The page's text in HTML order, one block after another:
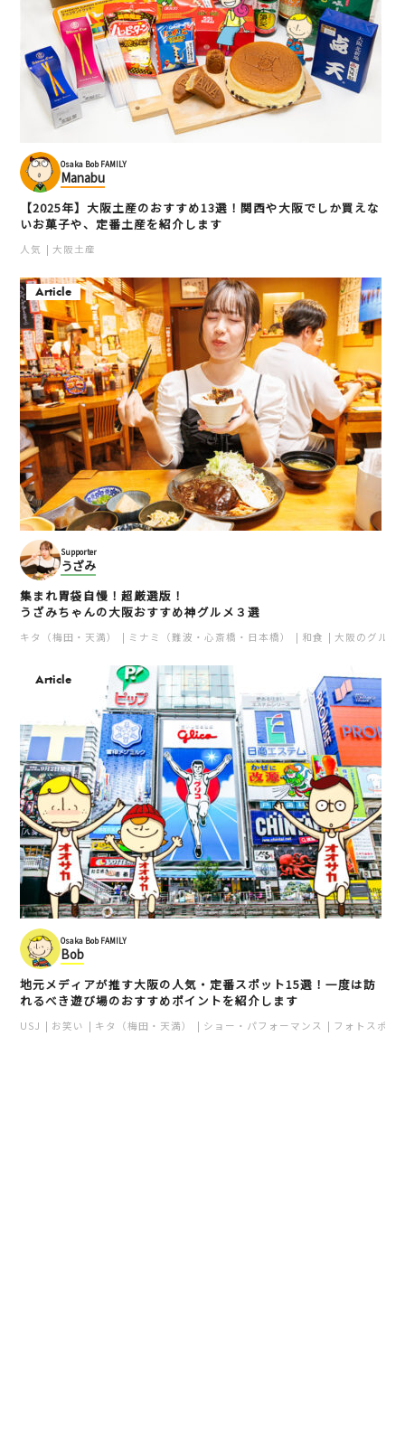
Osaka Bob FAMILY
Manabu
【2025年】大阪土産のおすすめ13選！関西や大阪でしか買えな
いお菓子や、定番土産を紹介します
人気 大阪土産
Article
Supporter
うざみ
集まれ胃袋自慢！超厳選版！
うざみちゃんの大阪おすすめ神グルメ３選
キタ（梅田・天満） ミナミ（難波・心斎橋・日本橋） 和食 大阪のグルメ
Article
Osaka Bob FAMILY
Bob
地元メディアが推す大阪の人気・定番スポット15選！一度は訪
れるべき遊び場のおすすめポイントを紹介します
USJ お笑い キタ（梅田・天満） ショー・パフォーマンス フォトスポッ